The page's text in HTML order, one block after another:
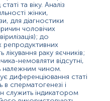
в мошонку. При
порушується. Затримка
патологія
Незважаючи на те
при розвитку
важливих завдань і
чоловіка він
андрогенів.
чоловічим
крові жінок. Він
як окремо, так і
та віку. Аналіз
жінки,
для діагностики
чоловічих
до
репродуктивних
раку яєчників;
немовляти відсутні,
належним чином.
диференціювання статі
сперматогенезі і
служить індикатором